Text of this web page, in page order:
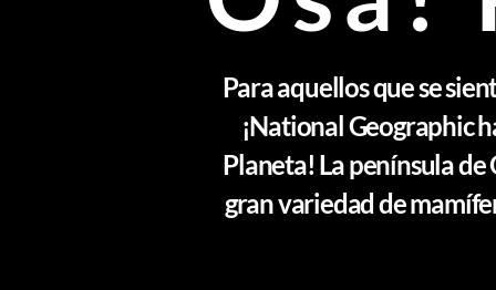
Para aquellos que se
¡National Geographic
Planeta! La península de
gran variedad de